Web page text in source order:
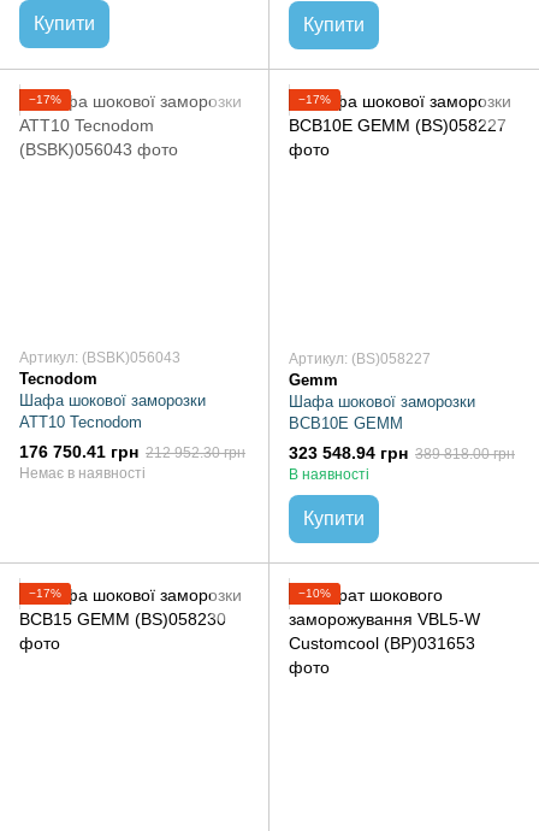
Купити Купити
−17%
Артикул: (BSBK)056043
Tecnodom
Шафа шокової заморозки
ATT10 Tecnodom
176 750.41 грн 212 952.30 грн
Немає в наявності
−17%
Артикул: (BS)058227
Gemm
Шафа шокової заморозки
BCB10E GEMM
323 548.94 грн 389 818.00 грн
В наявності
Купити
−17% −10%